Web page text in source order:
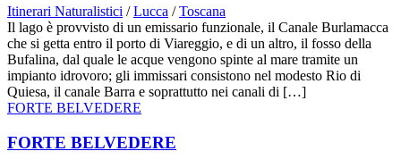
Itinerari Naturalistici / Lucca / Toscana
Il lago è provvisto di un emissario funzionale, il Canale Burlamacca
che si getta entro il porto di Viareggio, e di un altro, il fosso della
Bufalina, dal quale le acque vengono spinte al mare tramite un
impianto idrovoro; gli immissari consistono nel modesto Rio di
Quiesa, il canale Barra e soprattutto nei canali di […]
FORTE BELVEDERE
FORTE BELVEDERE